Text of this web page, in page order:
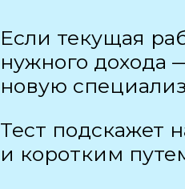
Если текущая
нужного дохода
новую
Тест подскажет
и коротким